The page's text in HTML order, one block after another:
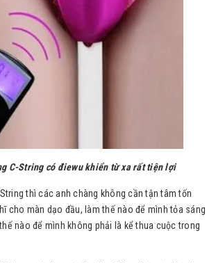
C-String có điewu khiển từ xa rất tiện lợi
thì các anh chàng không cần tận tâm tốn
cho màn dạo đầu, làm thế nào để mình tỏa sáng
nào để mình không phải là kể thua cuộc trong